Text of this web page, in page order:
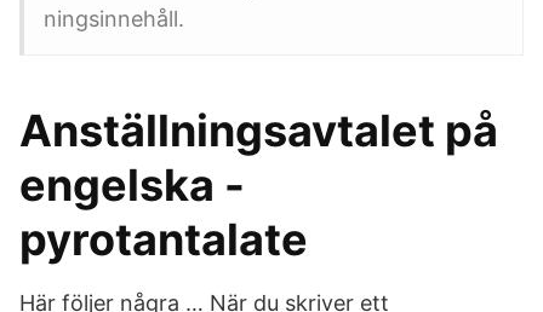
ningsinnehåll.
Anställningsavtalet på
engelska -
pyrotantalate
Här följer några … När du skriver ett